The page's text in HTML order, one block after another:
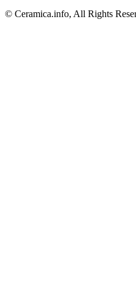
© Ceramica.info, All Rights